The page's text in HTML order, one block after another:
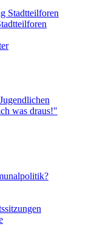
Stadtteilforen
was draus!"